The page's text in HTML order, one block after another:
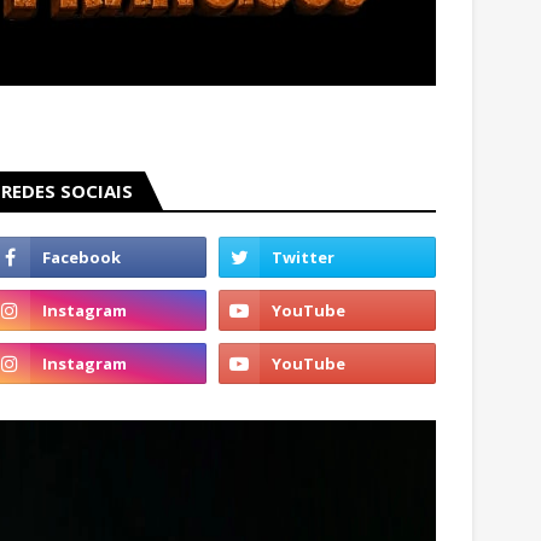
REDES SOCIAIS